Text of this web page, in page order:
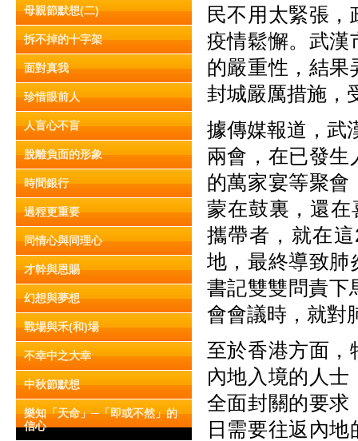
母親節默想(二)
拆不掉的十字架
面對真我
珍惜眼前人
人盲心不盲
脫離負面的形象
時間銀行
過程更重要
同情心與同理心
才幹與恩賜
幻想與夢想
戰場與禾(和)場
不幸中之大幸
中秋節默想
樂知「天命」─「即或不然」的
信心
民不用太緊張
疫情鬆懈。武漢
的嚴重性，結果
封城嚴厲措施，
據傳媒報道，武
兩會，在已發生
的萬家宴等聚會
蒙在鼓裏，還
攜帶者，就在
地，最終導致肺
書記雙雙問責下
會會議時，就對
至於香港方面，
內地入境的人
全面封關的要求
日需要往返內